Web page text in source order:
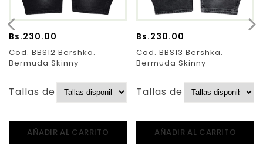
Bs.230.00
Cod. BBS12 Bershka.
Bermuda Skinny
Tallas de Pantalones:
AÑADIR AL CARRITO
Bs.230.00
Cod. BBS13 Bershka.
Bermuda Skinny
Tallas de Pantalones:
AÑADIR AL CARRITO